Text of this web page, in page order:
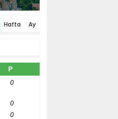
Hafta Ay
P
0
0
0